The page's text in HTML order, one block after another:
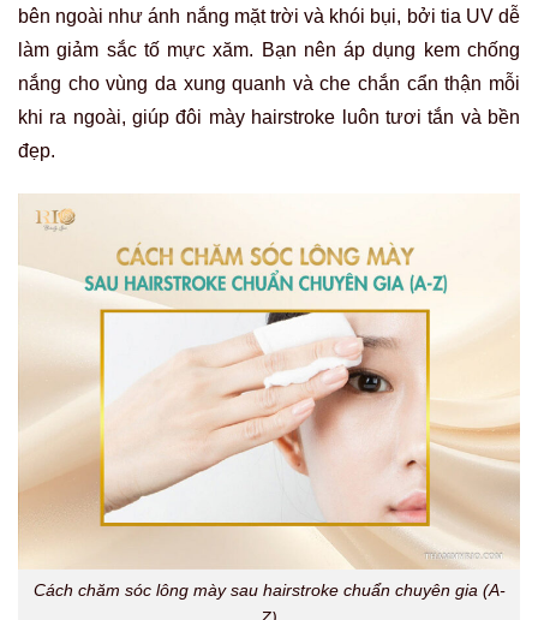
bên ngoài như ánh nắng mặt trời và khói bụi, bởi tia UV dễ
làm giảm sắc tố mực xăm. Bạn nên áp dụng kem chống
nắng cho vùng da xung quanh và che chắn cẩn thận mỗi
khi ra ngoài, giúp đôi mày hairstroke luôn tươi tắn và bền
đẹp.
Cách chăm sóc lông mày sau hairstroke chuẩn chuyên gia (A-